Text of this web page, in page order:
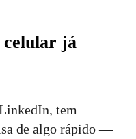
celular já
tem
de algo rápido —